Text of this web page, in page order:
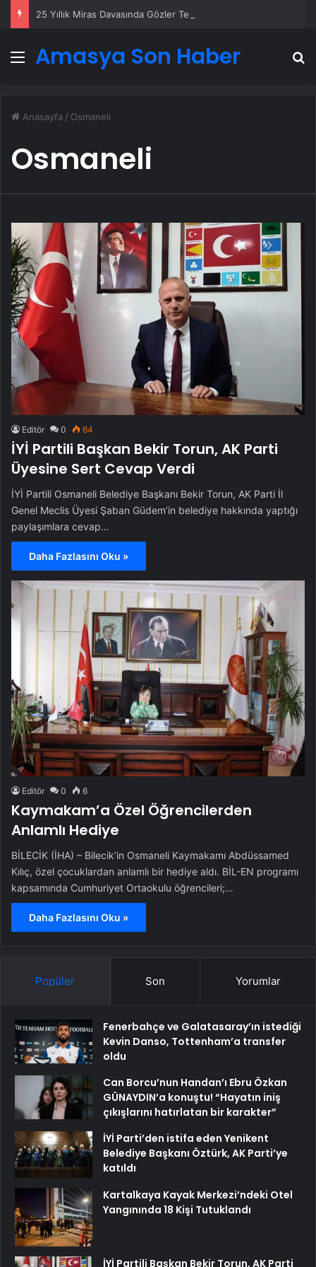
Menü
Amasya Son Haber
Anasayfa / Osmaneli
Osmaneli
Editör 0 64
İYİ Partili Başkan Bekir Torun, AK Parti
Üyesine Sert Cevap Verdi
İYİ Partili Osmaneli Belediye Başkanı Bekir Torun, AK Parti İl
Genel Meclis Üyesi Şaban Güdem’in belediye hakkında yaptığı
paylaşımlara cevap…
Daha Fazlasını Oku »
Editör 0 6
Kaymakam’a Özel Öğrencilerden
Anlamlı Hediye
BİLECİK (İHA) – Bilecik’in Osmaneli Kaymakamı Abdüssamed
Kılıç, özel çocuklardan anlamlı bir hediye aldı. BİL-EN programı
kapsamında Cumhuriyet Ortaokulu öğrencileri;…
Daha Fazlasını Oku »
Popüler Son Yorumlar
Fenerbahçe ve Galatasaray’ın istediği
Kevin Danso, Tottenham’a transfer
oldu
Can Borcu’nun Handan’ı Ebru Özkan
GÜNAYDIN’a konuştu! “Hayatın iniş
çıkışlarını hatırlatan bir karakter”
İYİ Parti’den istifa eden Yenikent
Belediye Başkanı Öztürk, AK Parti’ye
katıldı
Kartalkaya Kayak Merkezi’ndeki Otel
Yangınında 18 Kişi Tutuklandı
İYİ Partili Başkan Bekir Torun, AK Parti